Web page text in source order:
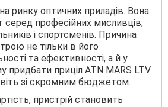
ринку оптичних приладів. Вона
серед професійних мисливців,
і спортсменів. Причина
не тільки в його
та ефективності, а й у
придбати приціл ATN MARS LTV
зі скромним бюджетом.
пристрій становить